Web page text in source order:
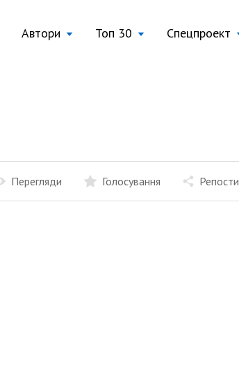
Автори Топ 30 Спецпроект
Перегляди Голосування Репости